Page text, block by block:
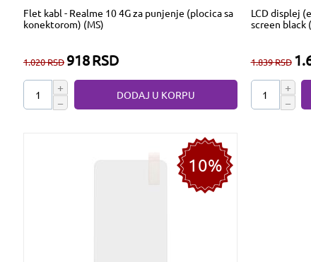
Flet kabl - Realme 10 4G za punjenje (plocica sa
konektorom) (MS)
1.020RSD 918RSD
+
−
DODAJ U KORPU
LCD displej
screen black
1.839RSD
+
−
10%